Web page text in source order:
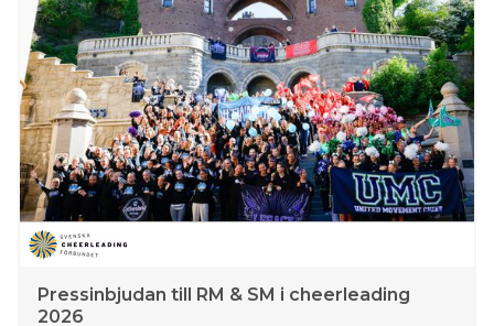
Pressinbjudan till RM & SM i cheerleading
2026